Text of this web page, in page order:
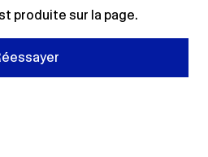
produite sur la page.